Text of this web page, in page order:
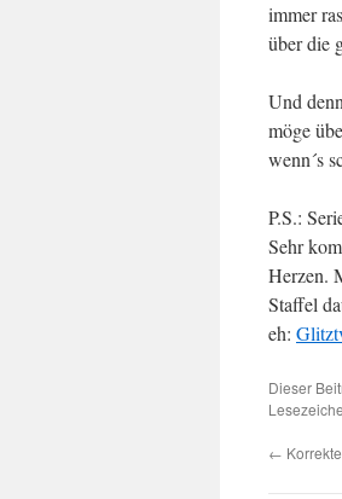
immer
über die
Und
möge
wenn´s
P.S.:
Sehr
Herzen.
Staffel
eh:
Dieser
←